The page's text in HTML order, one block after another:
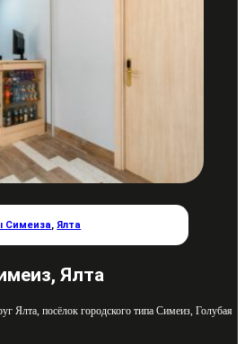
Симеиза,Ялта
Ялта
Ялта, посёлок городского типа Симеиз, Голубая